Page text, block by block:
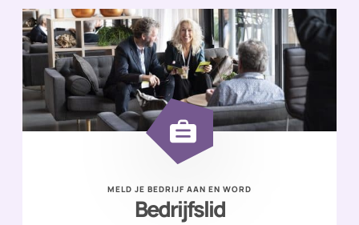
MELD JE BEDRIJF AAN EN WORD
Bedrijfslid